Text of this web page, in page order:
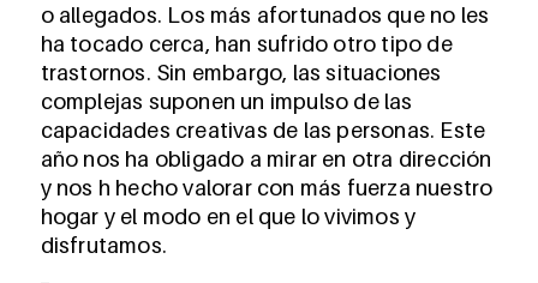
o allegados. Los más afortunados que no les
ha tocado cerca, han sufrido otro tipo de
trastornos. Sin embargo, las situaciones
complejas suponen un impulso de las
capacidades creativas de las personas. Este
año nos ha obligado a mirar en otra dirección
y nos h hecho valorar con más fuerza nuestro
hogar y el modo en el que lo vivimos y
disfrutamos.